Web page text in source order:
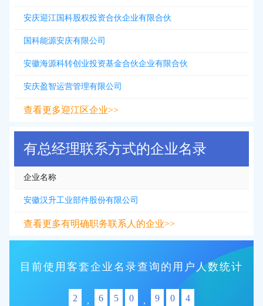
安庆迎江国科股权投资合伙企业有限合伙
国科能源安庆有限公司
安徽海源科转创业投资基金合伙企业有限合伙
安庆盈智运营管理有限公司
查看更多迎江区企业>>
有总经理联系方式的企业名录
企业名称
安徽汉升工业部件股份有限公司
查看更多有明确职务联系人的企业>>
目前使用客套企业名录查询的用户人数统计
2 , 6 5 0 , 9 0 4